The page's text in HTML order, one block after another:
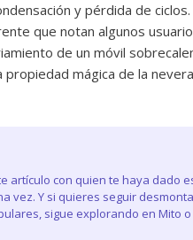
y pérdida de ciclos.
que notan algunos
de un móvil
propiedad mágica de la
artículo con quien te haya dado
vez. Y si quieres seguir
sigue explorando en Mito o